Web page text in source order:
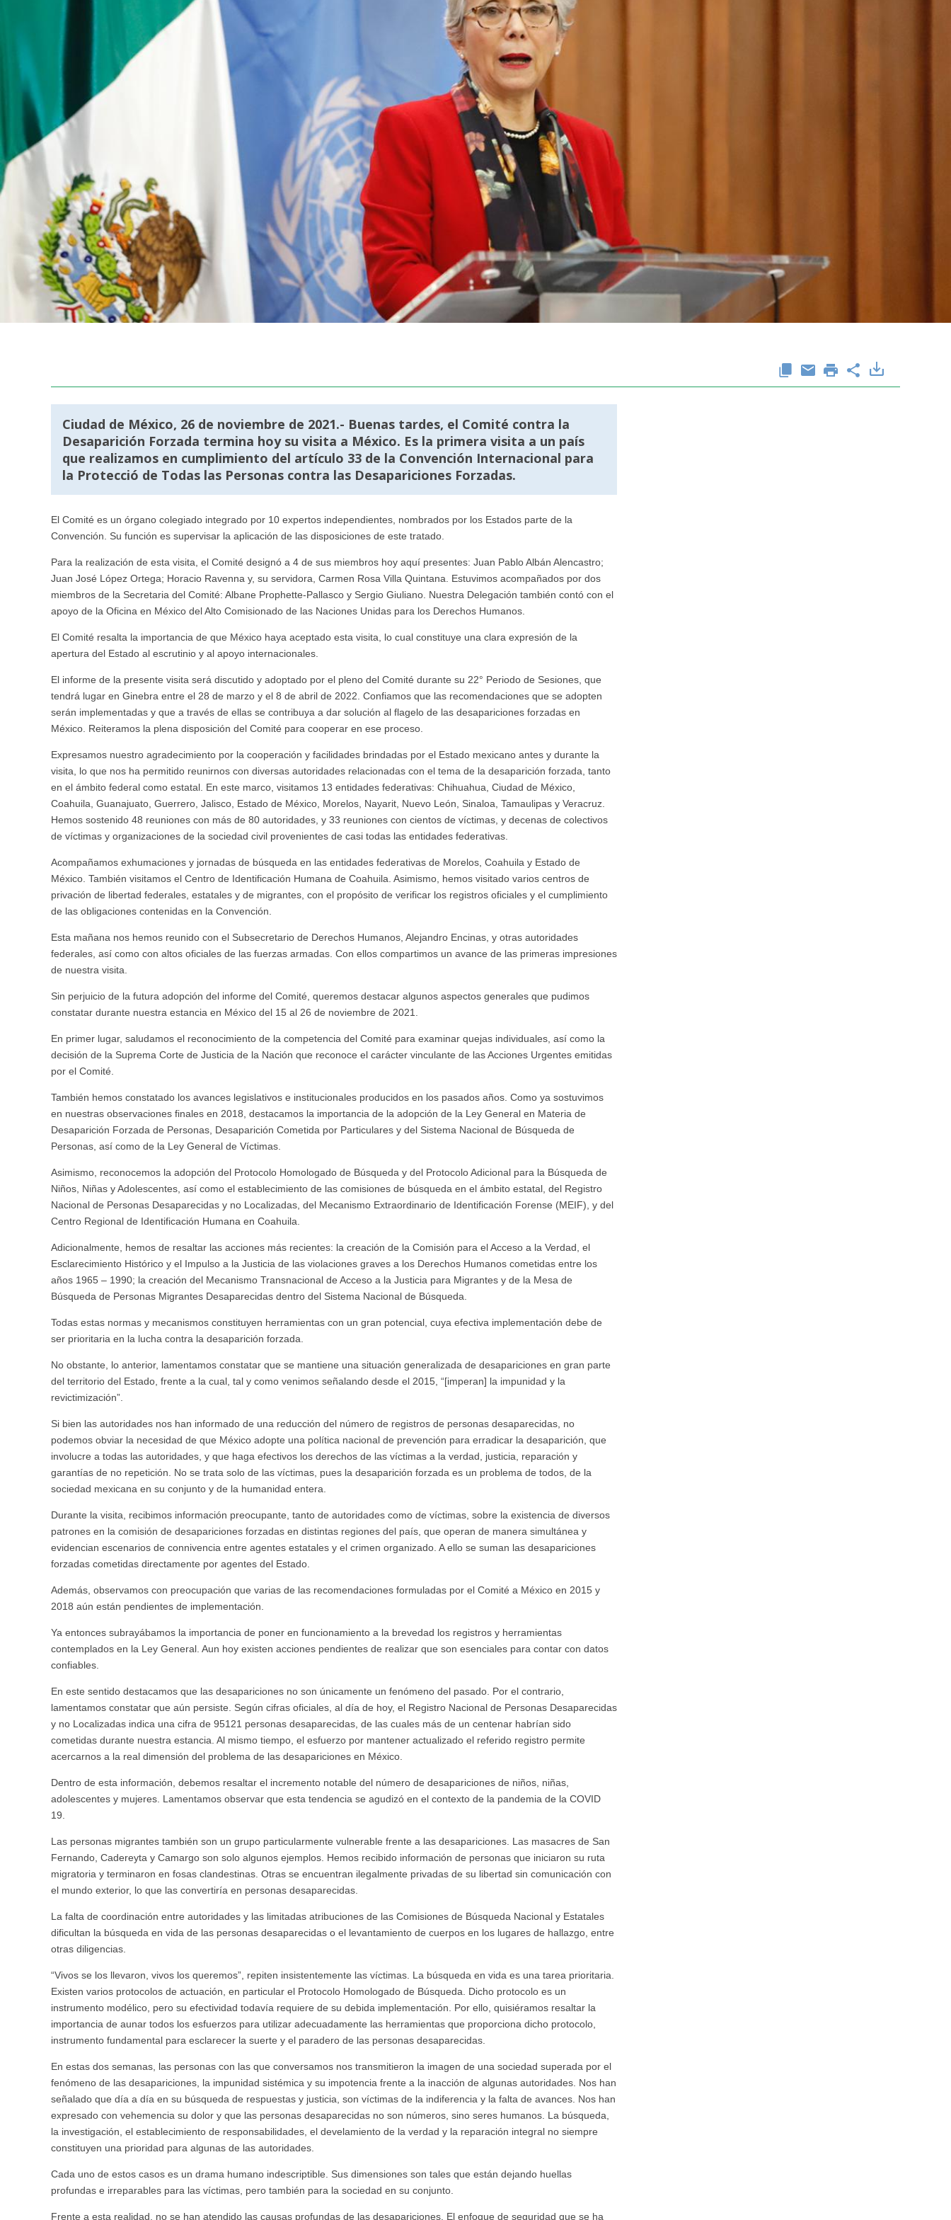
Ciudad de México, 26 de noviembre de 2021.- Buenas tardes, el Comité contra la
Desaparición Forzada termina hoy su visita a México. Es la primera visita a un país
que realizamos en cumplimiento del artículo 33 de la Convención Internacional para
la Protecció de Todas las Personas contra las Desapariciones Forzadas.
El Comité es un órgano colegiado integrado por 10 expertos independientes, nombrados por los Estados parte de la
Convención. Su función es supervisar la aplicación de las disposiciones de este tratado.
Para la realización de esta visita, el Comité designó a 4 de sus miembros hoy aquí presentes: Juan Pablo Albán Alencastro;
Juan José López Ortega; Horacio Ravenna y, su servidora, Carmen Rosa Villa Quintana. Estuvimos acompañados por dos
miembros de la Secretaria del Comité: Albane Prophette-Pallasco y Sergio Giuliano. Nuestra Delegación también contó con el
apoyo de la Oficina en México del Alto Comisionado de las Naciones Unidas para los Derechos Humanos.
El Comité resalta la importancia de que México haya aceptado esta visita, lo cual constituye una clara expresión de la
apertura del Estado al escrutinio y al apoyo internacionales.
El informe de la presente visita será discutido y adoptado por el pleno del Comité durante su 22° Periodo de Sesiones, que
tendrá lugar en Ginebra entre el 28 de marzo y el 8 de abril de 2022. Confiamos que las recomendaciones que se adopten
serán implementadas y que a través de ellas se contribuya a dar solución al flagelo de las desapariciones forzadas en
México. Reiteramos la plena disposición del Comité para cooperar en ese proceso.
Expresamos nuestro agradecimiento por la cooperación y facilidades brindadas por el Estado mexicano antes y durante la
visita, lo que nos ha permitido reunirnos con diversas autoridades relacionadas con el tema de la desaparición forzada, tanto
en el ámbito federal como estatal. En este marco, visitamos 13 entidades federativas: Chihuahua, Ciudad de México,
Coahuila, Guanajuato, Guerrero, Jalisco, Estado de México, Morelos, Nayarit, Nuevo León, Sinaloa, Tamaulipas y Veracruz.
Hemos sostenido 48 reuniones con más de 80 autoridades, y 33 reuniones con cientos de víctimas, y decenas de colectivos
de víctimas y organizaciones de la sociedad civil provenientes de casi todas las entidades federativas.
Acompañamos exhumaciones y jornadas de búsqueda en las entidades federativas de Morelos, Coahuila y Estado de
México. También visitamos el Centro de Identificación Humana de Coahuila. Asimismo, hemos visitado varios centros de
privación de libertad federales, estatales y de migrantes, con el propósito de verificar los registros oficiales y el cumplimiento
de las obligaciones contenidas en la Convención.
Esta mañana nos hemos reunido con el Subsecretario de Derechos Humanos, Alejandro Encinas, y otras autoridades
federales, así como con altos oficiales de las fuerzas armadas. Con ellos compartimos un avance de las primeras impresiones
de nuestra visita.
Sin perjuicio de la futura adopción del informe del Comité, queremos destacar algunos aspectos generales que pudimos
constatar durante nuestra estancia en México del 15 al 26 de noviembre de 2021.
En primer lugar, saludamos el reconocimiento de la competencia del Comité para examinar quejas individuales, así como la
decisión de la Suprema Corte de Justicia de la Nación que reconoce el carácter vinculante de las Acciones Urgentes emitidas
por el Comité.
También hemos constatado los avances legislativos e institucionales producidos en los pasados años. Como ya sostuvimos
en nuestras observaciones finales en 2018, destacamos la importancia de la adopción de la Ley General en Materia de
Desaparición Forzada de Personas, Desaparición Cometida por Particulares y del Sistema Nacional de Búsqueda de
Personas, así como de la Ley General de Víctimas.
Asimismo, reconocemos la adopción del Protocolo Homologado de Búsqueda y del Protocolo Adicional para la Búsqueda de
Niños, Niñas y Adolescentes, así como el establecimiento de las comisiones de búsqueda en el ámbito estatal, del Registro
Nacional de Personas Desaparecidas y no Localizadas, del Mecanismo Extraordinario de Identificación Forense (MEIF), y del
Centro Regional de Identificación Humana en Coahuila.
Adicionalmente, hemos de resaltar las acciones más recientes: la creación de la Comisión para el Acceso a la Verdad, el
Esclarecimiento Histórico y el Impulso a la Justicia de las violaciones graves a los Derechos Humanos cometidas entre los
años 1965 – 1990; la creación del Mecanismo Transnacional de Acceso a la Justicia para Migrantes y de la Mesa de
Búsqueda de Personas Migrantes Desaparecidas dentro del Sistema Nacional de Búsqueda.
Todas estas normas y mecanismos constituyen herramientas con un gran potencial, cuya efectiva implementación debe de
ser prioritaria en la lucha contra la desaparición forzada.
No obstante, lo anterior, lamentamos constatar que se mantiene una situación generalizada de desapariciones en gran parte
del territorio del Estado, frente a la cual, tal y como venimos señalando desde el 2015, “[imperan] la impunidad y la
revictimización”.
Si bien las autoridades nos han informado de una reducción del número de registros de personas desaparecidas, no
podemos obviar la necesidad de que México adopte una política nacional de prevención para erradicar la desaparición, que
involucre a todas las autoridades, y que haga efectivos los derechos de las víctimas a la verdad, justicia, reparación y
garantías de no repetición. No se trata solo de las víctimas, pues la desaparición forzada es un problema de todos, de la
sociedad mexicana en su conjunto y de la humanidad entera.
Durante la visita, recibimos información preocupante, tanto de autoridades como de víctimas, sobre la existencia de diversos
patrones en la comisión de desapariciones forzadas en distintas regiones del país, que operan de manera simultánea y
evidencian escenarios de connivencia entre agentes estatales y el crimen organizado. A ello se suman las desapariciones
forzadas cometidas directamente por agentes del Estado.
Además, observamos con preocupación que varias de las recomendaciones formuladas por el Comité a México en 2015 y
2018 aún están pendientes de implementación.
Ya entonces subrayábamos la importancia de poner en funcionamiento a la brevedad los registros y herramientas
contemplados en la Ley General. Aun hoy existen acciones pendientes de realizar que son esenciales para contar con datos
confiables.
En este sentido destacamos que las desapariciones no son únicamente un fenómeno del pasado. Por el contrario,
lamentamos constatar que aún persiste. Según cifras oficiales, al día de hoy, el Registro Nacional de Personas Desaparecidas
y no Localizadas indica una cifra de 95121 personas desaparecidas, de las cuales más de un centenar habrían sido
cometidas durante nuestra estancia. Al mismo tiempo, el esfuerzo por mantener actualizado el referido registro permite
acercarnos a la real dimensión del problema de las desapariciones en México.
Dentro de esta información, debemos resaltar el incremento notable del número de desapariciones de niños, niñas,
adolescentes y mujeres. Lamentamos observar que esta tendencia se agudizó en el contexto de la pandemia de la COVID
19.
Las personas migrantes también son un grupo particularmente vulnerable frente a las desapariciones. Las masacres de San
Fernando, Cadereyta y Camargo son solo algunos ejemplos. Hemos recibido información de personas que iniciaron su ruta
migratoria y terminaron en fosas clandestinas. Otras se encuentran ilegalmente privadas de su libertad sin comunicación con
el mundo exterior, lo que las convertiría en personas desaparecidas.
La falta de coordinación entre autoridades y las limitadas atribuciones de las Comisiones de Búsqueda Nacional y Estatales
dificultan la búsqueda en vida de las personas desaparecidas o el levantamiento de cuerpos en los lugares de hallazgo, entre
otras diligencias.
“Vivos se los llevaron, vivos los queremos”, repiten insistentemente las víctimas. La búsqueda en vida es una tarea prioritaria.
Existen varios protocolos de actuación, en particular el Protocolo Homologado de Búsqueda. Dicho protocolo es un
instrumento modélico, pero su efectividad todavía requiere de su debida implementación. Por ello, quisiéramos resaltar la
importancia de aunar todos los esfuerzos para utilizar adecuadamente las herramientas que proporciona dicho protocolo,
instrumento fundamental para esclarecer la suerte y el paradero de las personas desaparecidas.
En estas dos semanas, las personas con las que conversamos nos transmitieron la imagen de una sociedad superada por el
fenómeno de las desapariciones, la impunidad sistémica y su impotencia frente a la inacción de algunas autoridades. Nos han
señalado que día a día en su búsqueda de respuestas y justicia, son víctimas de la indiferencia y la falta de avances. Nos han
expresado con vehemencia su dolor y que las personas desaparecidas no son números, sino seres humanos. La búsqueda,
la investigación, el establecimiento de responsabilidades, el develamiento de la verdad y la reparación integral no siempre
constituyen una prioridad para algunas de las autoridades.
Cada uno de estos casos es un drama humano indescriptible. Sus dimensiones son tales que están dejando huellas
profundas e irreparables para las víctimas, pero también para la sociedad en su conjunto.
Frente a esta realidad, no se han atendido las causas profundas de las desapariciones. El enfoque de seguridad que se ha